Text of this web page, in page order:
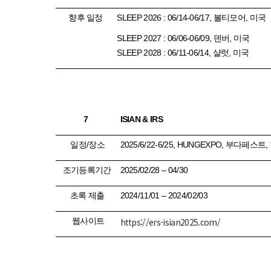
향후 일정 SLEEP 2026 : 06/14-06/17, 볼티모어, 미국
SLEEP 2027 : 06/06-06/09, 덴버, 미국
SLEEP 2028 : 06/11-06/14, 샬럿, 미국
7 ISIAN & IRS
일정/장소 2025/6/22-6/25, HUNGEXPO, 부다페스트,
조기등록기간 2025/02/28 – 04/30
초록 제출 2024/11/01 – 2024/02/03
웹사이트 https://ers-isian2025.com/